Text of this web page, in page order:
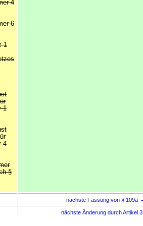
4
6
1
1
4
§
nächste Fassung von § 109a
nächste Änderung durch Artikel 3